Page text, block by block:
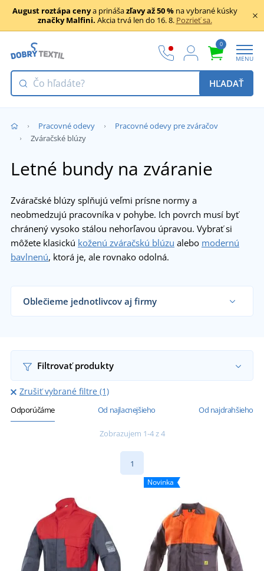
August roztápa cenya prinášazľavy až 50 %na vybrané kúsky
značky Malfini. Akcia trvá len do 16. 8. Pozrieť sa.
0
MENU
HĽADAŤ
Pracovné odevy
Pracovné odevy pre zváračov
Zváračské blúzy
Letné bundy na zváranie
Zváračské blúzy splňujú veľmi prísne normy a
neobmedzujú pracovníka v pohybe. Ich povrch musí byť
chránený vysoko stálou nehorľavou úpravou. Vybrať si
môžete klasickú koženú zváračskú blúzu alebo modernú
bavlnenú, ktorá je, ale rovnako odolná.
Oblečieme jednotlivcov aj firmy
Filtrovať produkty
Zrušiť vybrané filtre (1)
Odporúčáme Od najlacnejšieho Od najdrahšieho
Zobrazujem 1-4 z 4
1
Novinka